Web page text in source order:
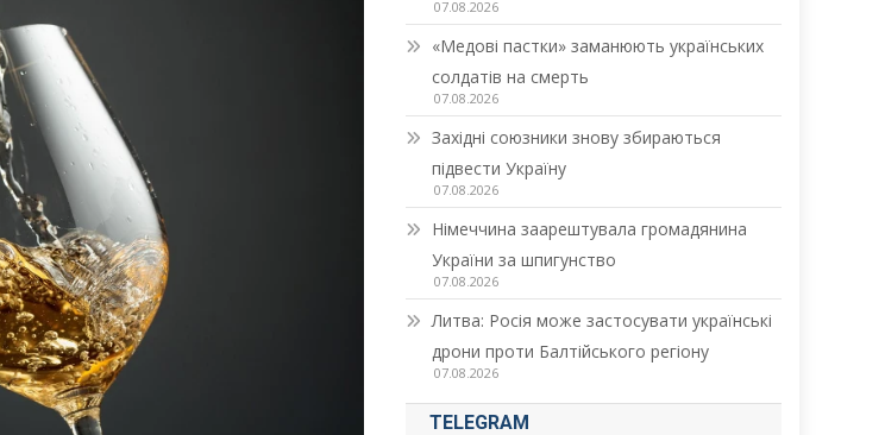
07.08.2026
«Медові пастки» заманюють українських
солдатів на смерть
07.08.2026
Західні союзники знову збираються
підвести Україну
07.08.2026
Німеччина заарештувала громадянина
України за шпигунство
07.08.2026
Литва: Росія може застосувати українські
дрони проти Балтійського регіону
07.08.2026
TELEGRAM